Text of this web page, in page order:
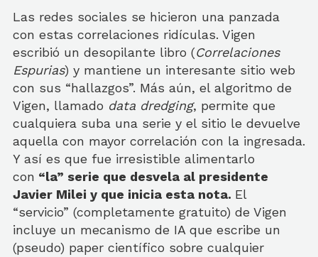
Las redes sociales se hicieron una panzada
con estas correlaciones ridículas. Vigen
escribió un desopilante libro (Correlaciones
Espurias) y mantiene un interesante sitio web
con sus “hallazgos”. Más aún, el algoritmo de
Vigen, llamado data dredging, permite que
cualquiera suba una serie y el sitio le devuelve
aquella con mayor correlación con la ingresada.
Y así es que fue irresistible alimentarlo
con “la” serie que desvela al presidente
Javier Milei y que inicia esta nota. El
“servicio” (completamente gratuito) de Vigen
incluye un mecanismo de IA que escribe un
(pseudo) paper científico sobre cualquier